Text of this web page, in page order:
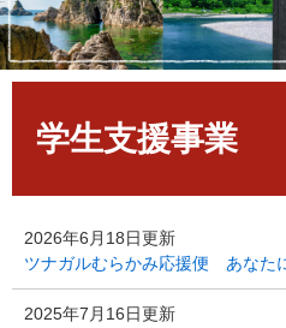
へ
学生支援事業
2026年6月18日更新
ツナガルむらかみ応援便 あなた
2025年7月16日更新